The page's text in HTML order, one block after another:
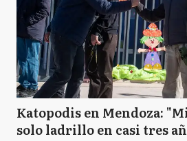
Katopodis en Mendoza:
solo ladrillo en casi tres